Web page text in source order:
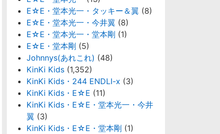
E☆E・堂本光一・タッキー＆翼 (8)
E☆E・堂本光一・今井翼 (8)
E☆E・堂本光一・堂本剛 (1)
E☆E・堂本剛 (5)
Johnnys(あれこれ) (48)
KinKi Kids (1,352)
KinKi Kids・244 ENDLI-x (3)
KinKi Kids・E☆E (11)
KinKi Kids・E☆E・堂本光一・今井
翼 (3)
KinKi Kids・E☆E・堂本剛 (1)